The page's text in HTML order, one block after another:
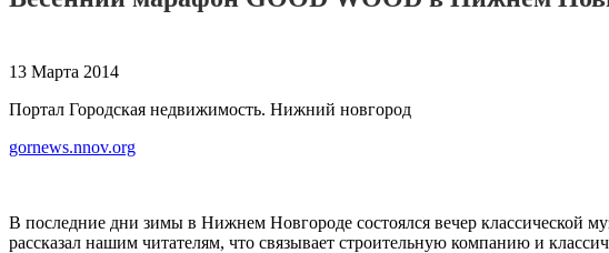
13 Марта 2014
Портал Городская недвижимость. Нижний новгород
gornews.nnov.org
В последние дни зимы в Нижнем Новгороде состоялся вечер классической
рассказал нашим читателям, что связывает строительную компанию и